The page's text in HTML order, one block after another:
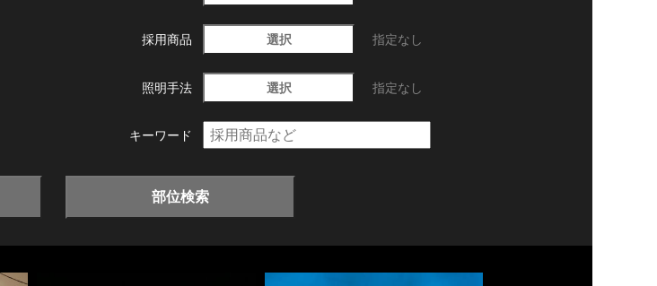
採用商品 選択 指定なし
照明手法 選択 指定なし
キーワード
部位検索